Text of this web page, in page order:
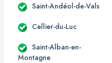
Saint-Andéol-de-Vals
Cellier-du-Luc
Saint-Alban-en-
Montagne